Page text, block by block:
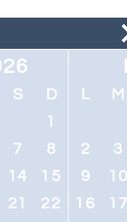
S
D
1
7
8
14
15
21
22
L M
2
3
9
10
16
17